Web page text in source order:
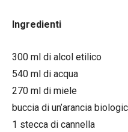
Ingredienti
300 ml di alcol etilico
540 ml di acqua
270 ml di miele
buccia di un’arancia
1 stecca di cannella